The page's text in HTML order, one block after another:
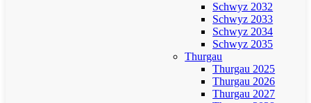
Schwyz 2032
Schwyz 2033
Schwyz 2034
Schwyz 2035
Thurgau
Thurgau 2025
Thurgau 2026
Thurgau 2027